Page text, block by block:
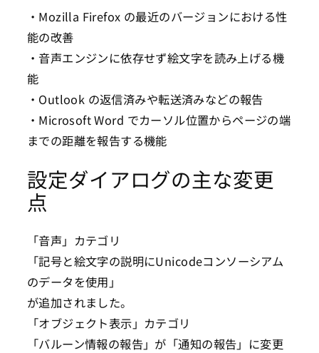
・Mozilla Firefox の最近のバージョンにおける性
能の改善
・音声エンジンに依存せず絵文字を読み上げる機
能
・Outlook の返信済みや転送済みなどの報告
・Microsoft Word でカーソル位置からページの端
までの距離を報告する機能
設定ダイアログの主な変更
点
「音声」カテゴリ
「記号と絵文字の説明にUnicodeコンソーシアム
のデータを使用」
が追加されました。
「オブジェクト表示」カテゴリ
「バルーン情報の報告」が「通知の報告」に変更